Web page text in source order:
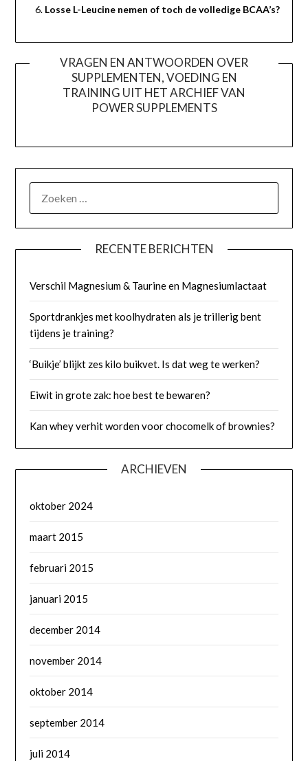
Losse L-Leucine nemen of toch de volledige BCAA’s?
VRAGEN EN ANTWOORDEN OVER
SUPPLEMENTEN, VOEDING EN
TRAINING UIT HET ARCHIEF VAN
POWER SUPPLEMENTS
NAAR:
RECENTE BERICHTEN
Verschil Magnesium & Taurine en Magnesiumlactaat
Sportdrankjes met koolhydraten als je trillerig bent
tijdens je training?
‘Buikje’ blijkt zes kilo buikvet. Is dat weg te werken?
Eiwit in grote zak: hoe best te bewaren?
Kan whey verhit worden voor chocomelk of brownies?
ARCHIEVEN
oktober 2024
maart 2015
februari 2015
januari 2015
december 2014
november 2014
oktober 2014
september 2014
juli 2014